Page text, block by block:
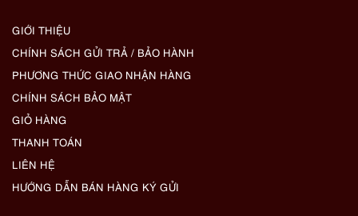
GIỚI THIỆU
CHÍNH SÁCH GỬI TRẢ / BẢO HÀNH
PHƯƠNG THỨC GIAO NHẬN HÀNG
CHÍNH SÁCH BẢO MẬT
GIỎ HÀNG
THANH TOÁN
LIÊN HỆ
HƯỚNG DẪN BÁN HÀNG KÝ GỬI